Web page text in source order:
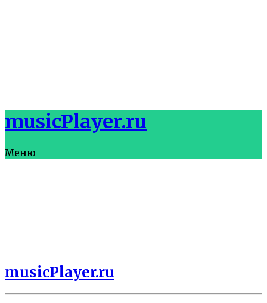
musicPlayer.ru
Меню
musicPlayer.ru